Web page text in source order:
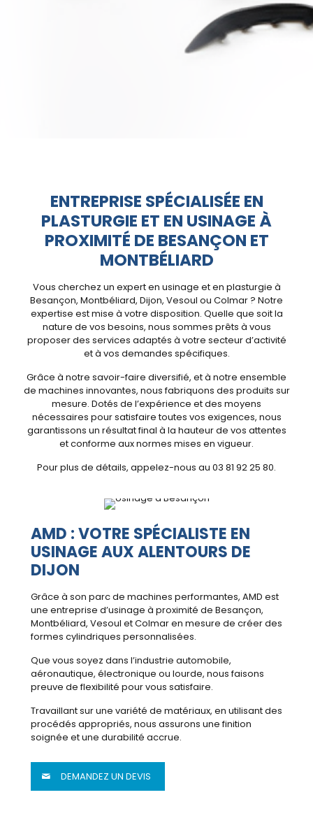
ENTREPRISE SPÉCIALISÉE EN
PLASTURGIE ET EN USINAGE À
PROXIMITÉ DE BESANÇON ET
MONTBÉLIARD
Vous cherchez un expert en usinage et en plasturgie à
Besançon, Montbéliard, Dijon, Vesoul ou Colmar ? Notre
expertise est mise à votre disposition. Quelle que soit la
nature de vos besoins, nous sommes prêts à vous
proposer des services adaptés à votre secteur d’activité
et à vos demandes spécifiques.
Grâce à notre savoir-faire diversifié, et à notre ensemble
de machines innovantes, nous fabriquons des produits sur
mesure. Dotés de l’expérience et des moyens
nécessaires pour satisfaire toutes vos exigences, nous
garantissons un résultat final à la hauteur de vos attentes
et conforme aux normes mises en vigueur.
Pour plus de détails, appelez-nous au 03 81 92 25 80.
AMD : VOTRE SPÉCIALISTE EN
USINAGE AUX ALENTOURS DE
DIJON
Grâce à son parc de machines performantes, AMD est
une entreprise d’usinage à proximité de Besançon,
Montbéliard, Vesoul et Colmar en mesure de créer des
formes cylindriques personnalisées.
Que vous soyez dans l’industrie automobile,
aéronautique, électronique ou lourde, nous faisons
preuve de flexibilité pour vous satisfaire.
Travaillant sur une variété de matériaux, en utilisant des
procédés appropriés, nous assurons une finition
soignée et une durabilité accrue.
DEMANDEZ UN DEVIS